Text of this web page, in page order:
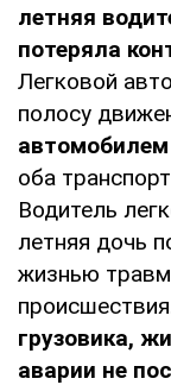
летняя
потеряла
Легковой
полосу
оба
Водитель
летняя дочь
жизнью
грузовика,
аварии не